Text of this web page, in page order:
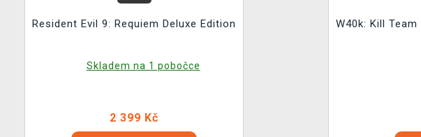
Resident Evil 9: Requiem Deluxe Edition
Skladem na 1 pobočce
2 399 Kč
W40k: Kill